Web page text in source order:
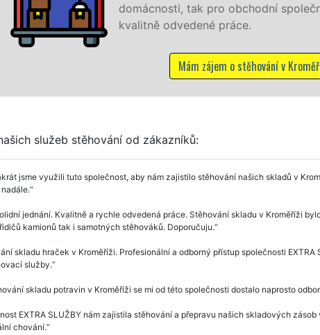
tak pro obchodní společnosti, a to levně a se
odvedené práce.
Mám zájem o stěhování v Kroměříži
služeb stěhování od zákazníků:
jsme využili tuto společnost, aby nám zajistilo stěhování našich skladů v
jednání. Kvalitně a rychle odvedená práce. Stěhování skladu v Kroměříži
kamionů tak i samotných stěhováků. Doporučuju.
skladu hraček v Kroměříži. Profesionální a odborný přístup společnosti
služby.
skladu potravin v Kroměříži se mi od této společnosti dostalo naprosto
EXTRA SLUŽBY nám zajistila stěhování a přepravu našich skladových
chování.